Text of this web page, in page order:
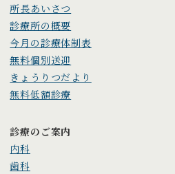
所長あいさつ
診療所の概要
今月の診療体制表
無料個別送迎
きょうりつだより
無料低額診療
診療のご案内
内科
歯科